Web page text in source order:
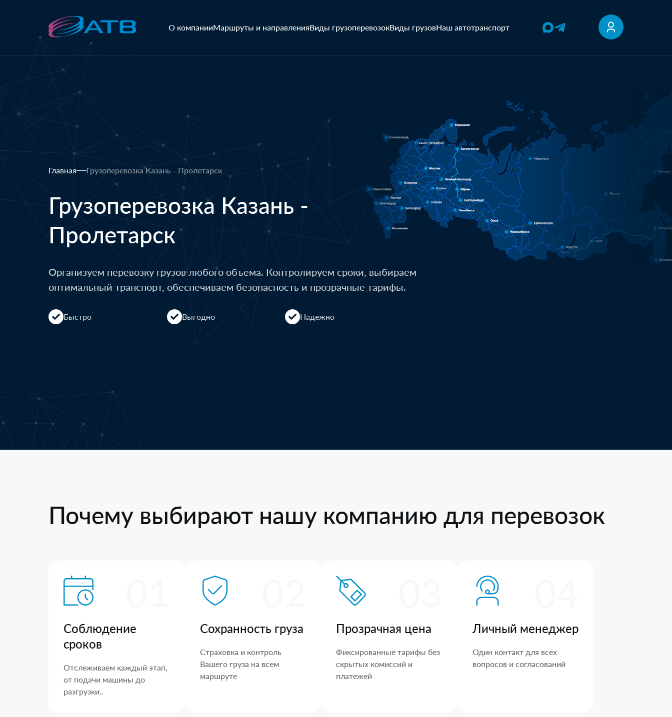
О компанииМаршруты и направленияВиды грузоперевозокВиды грузовНаш автотранспорт
Главная Грузоперевозка Казань - Пролетарск
Грузоперевозка Казань -
Пролетарск
Организуем перевозку грузов любого объема. Контролируем сроки, выбираем
оптимальный транспорт, обеспечиваем безопасность и прозрачные тарифы.
Быстро Выгодно Надежно
Почему выбирают нашу компанию для перевозок
Соблюдение
сроков
Отслеживаем каждый этап,
от подачи машины до
разгрузки..
Сохранность груза
Страховка и контроль
Вашего груза на всем
маршруте
Прозрачная цена
Фиксированные тарифы без
скрытых комиссий и
платежей
Личный менеджер
Один контакт для всех
вопросов и согласований